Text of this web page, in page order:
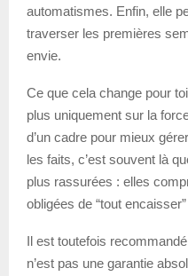
automatismes. Enfin, elle
traverser les premières
envie.
Ce que cela change pour
plus uniquement sur la
d’un cadre pour mieux
les faits, c’est souvent là
plus rassurées : elles
obligées de “tout
Il est toutefois
n’est pas une garantie